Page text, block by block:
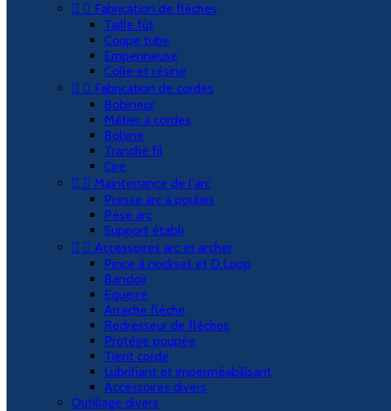
  Fabrication de flèches
Taille fût
Coupe tube
Empenneuse
Colle et résine
  Fabrication de cordes
Bobineur
Métier à cordes
Bobine
Tranche fil
Cire
  Maintenance de l'arc
Presse arc à poulies
Pèse arc
Support établi
  Accessoires arc et archer
Pince à nockset et D.Loop
Bandoir
Equerre
Arrache flèche
Redresseur de flèches
Protège poupée
Tient corde
Lubrifiant et imperméabilisant
Accessoires divers
Outillage divers